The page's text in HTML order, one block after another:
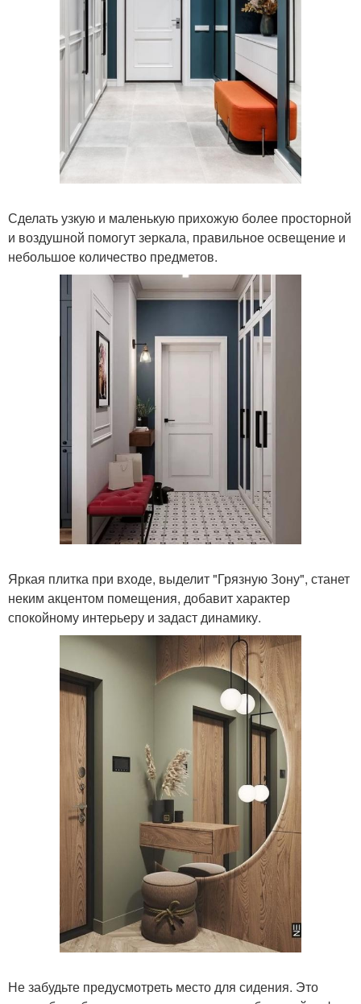
Сделать узкую и маленькую прихожую более просторной
и воздушной помогут зеркала, правильное освещение и
небольшое количество предметов.
Яркая плитка при входе, выделит "Грязную Зону", станет
неким акцентом помещения, добавит характер
спокойному интерьеру и задаст динамику.
Не забудьте предусмотреть место для сидения. Это